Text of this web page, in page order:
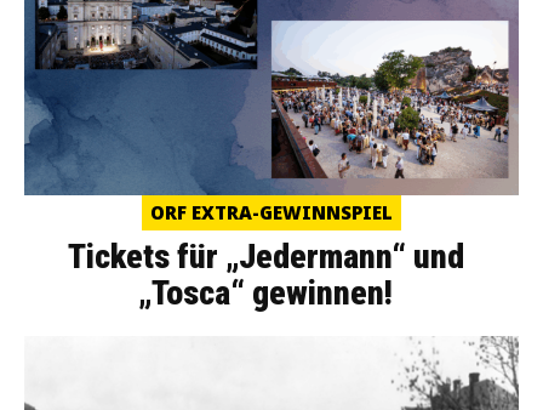
ORF EXTRA-GEWINNSPIEL
Tickets für „Jedermann“ und
„Tosca“ gewinnen!